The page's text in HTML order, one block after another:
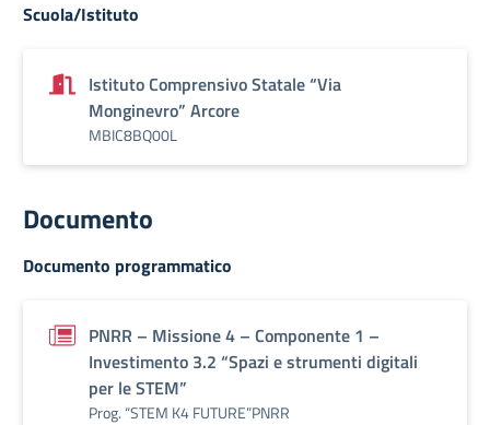
Scuola/Istituto
Istituto Comprensivo Statale “Via
Monginevro” Arcore
MBIC8BQ00L
Documento
Documento programmatico
PNRR – Missione 4 – Componente 1 –
Investimento 3.2 “Spazi e strumenti digitali
per le STEM”
Prog. “STEM K4 FUTURE”PNRR